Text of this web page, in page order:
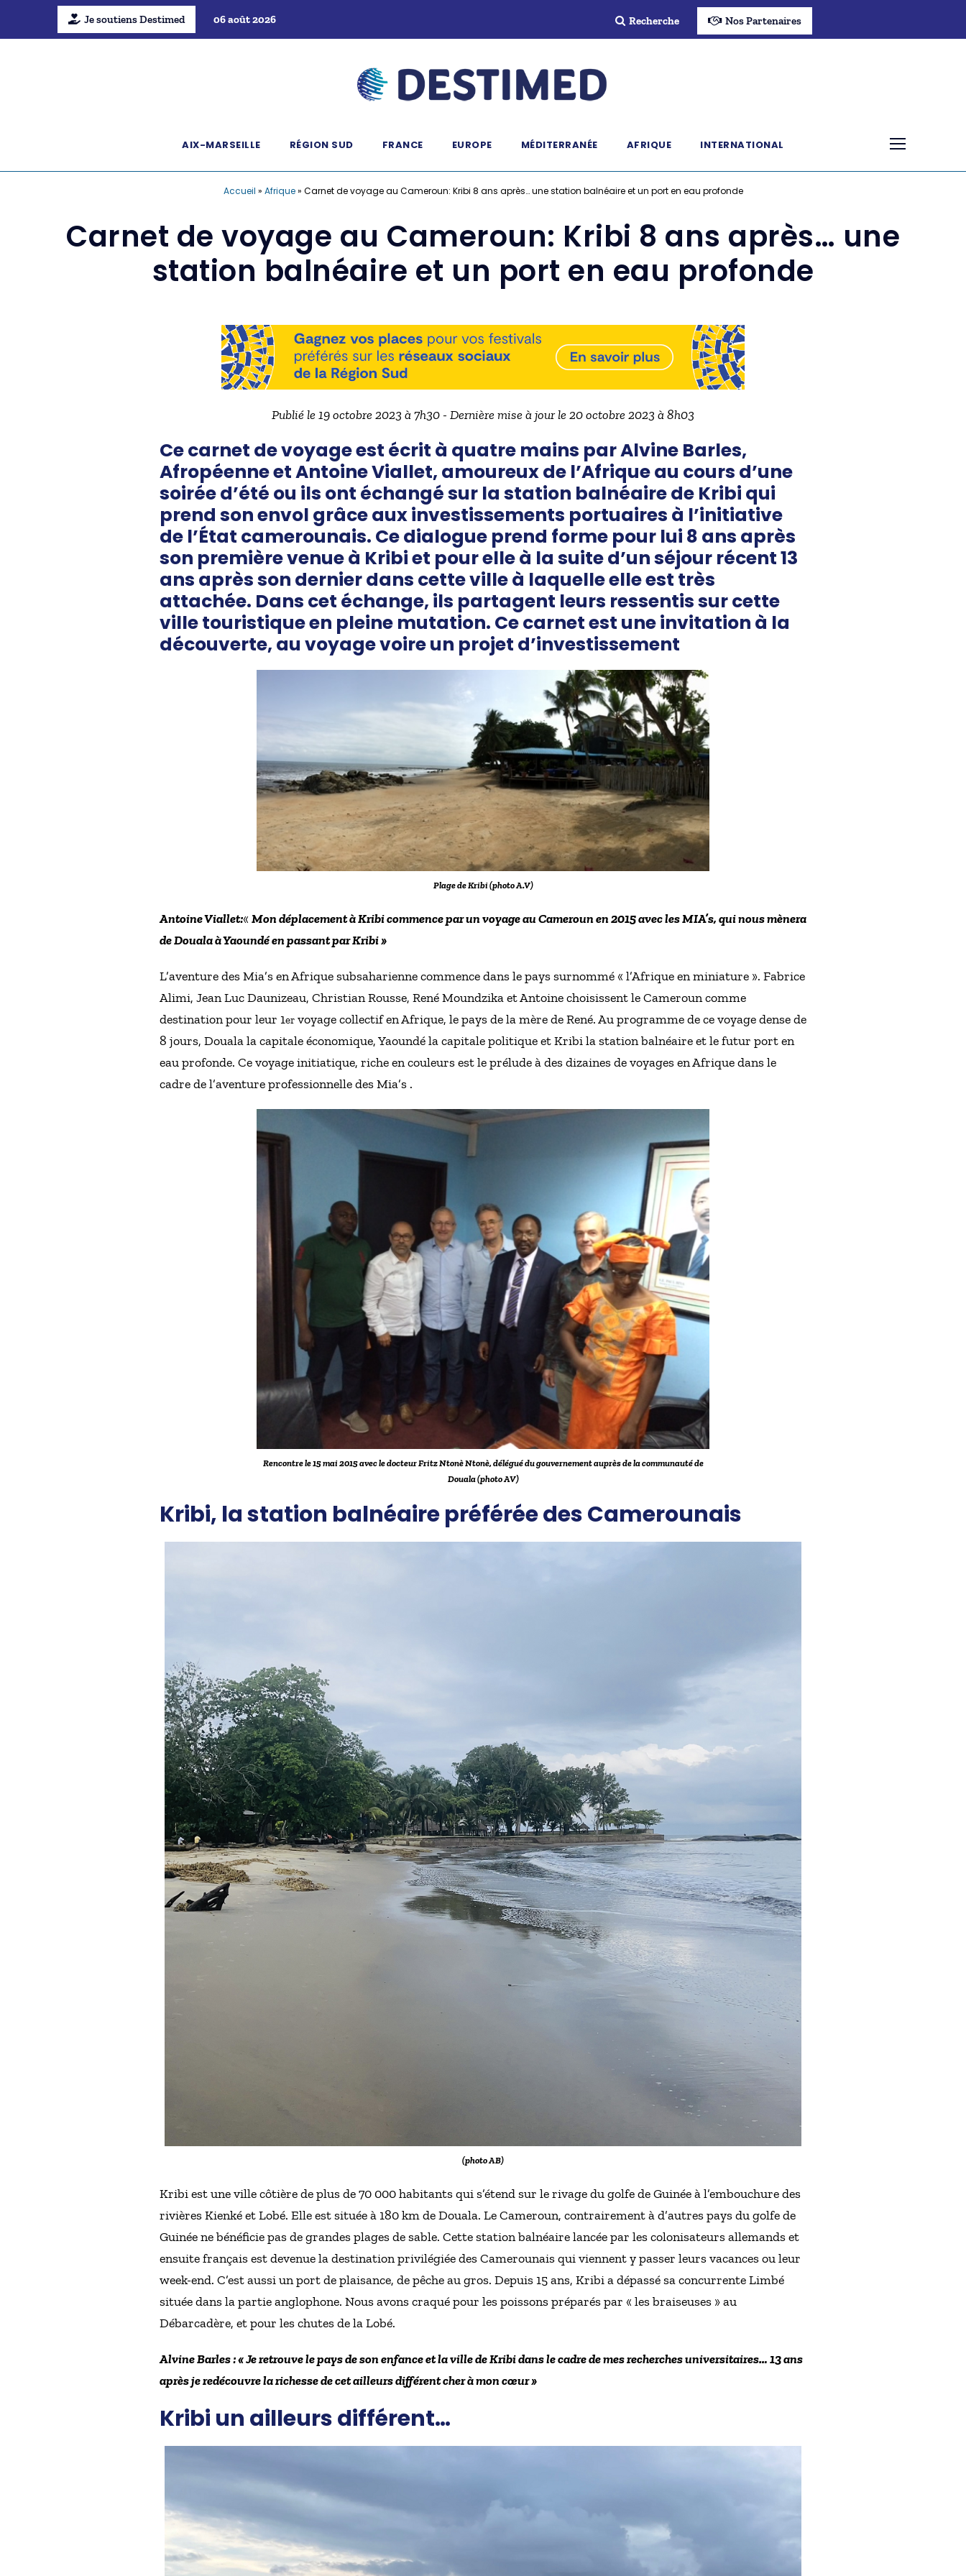
Je soutiens Destimed 06 août 2026 Recherche Nos Partenaires
AIX-MARSEILLE RÉGION SUD FRANCE EUROPE MÉDITERRANÉE AFRIQUE INTERNATIONAL
Accueil » Afrique» Carnet de voyage au Cameroun: Kribi 8 ans après… une station balnéaire et un port en eau profonde
Carnet de voyage au Cameroun: Kribi 8 ans après… une
station balnéaire et un port en eau profonde
Publié le 19 octobre 2023 à 7h30 - Dernière mise à jour le 20 octobre 2023 à 8h03
Ce carnet de voyage est écrit à quatre mains par Alvine Barles,
Afropéenne et Antoine Viallet, amoureux de l’Afrique au cours d’une
soirée d’été ou ils ont échangé sur la station balnéaire de Kribi qui
prend son envol grâce aux investissements portuaires à l’initiative
de l’État camerounais. Ce dialogue prend forme pour lui 8 ans après
son première venue à Kribi et pour elle à la suite d’un séjour récent 13
ans après son dernier dans cette ville à laquelle elle est très
attachée. Dans cet échange, ils partagent leurs ressentis sur cette
ville touristique en pleine mutation. Ce carnet est une invitation à la
découverte, au voyage voire un projet d’investissement
Plage de Kribi (photo A.V)
Antoine Viallet:« Mon déplacement à Kribi commence par un voyage au Cameroun en 2015 avec les MIA’s, qui nous mènera
de Douala à Yaoundé en passant par Kribi »
L’aventure des Mia’s en Afrique subsaharienne commence dans le pays surnommé « l’Afrique en miniature ». Fabrice
Alimi, Jean Luc Daunizeau, Christian Rousse, René Moundzika et Antoine choisissent le Cameroun comme
destination pour leur 1er voyage collectif en Afrique, le pays de la mère de René. Au programme de ce voyage dense de
8 jours, Douala la capitale économique, Yaoundé la capitale politique et Kribi la station balnéaire et le futur port en
eau profonde. Ce voyage initiatique, riche en couleurs est le prélude à des dizaines de voyages en Afrique dans le
cadre de l’aventure professionnelle des Mia’s .
Rencontre le 15 mai 2015 avec le docteur Fritz Ntonè Ntonè, délégué du gouvernement auprès de la communauté de
Douala (photo AV)
Kribi, la station balnéaire préférée des Camerounais
(photo AB)
Kribi est une ville côtière de plus de 70 000 habitants qui s’étend sur le rivage du golfe de Guinée à l’embouchure des
rivières Kienké et Lobé. Elle est située à 180 km de Douala. Le Cameroun, contrairement à d’autres pays du golfe de
Guinée ne bénéficie pas de grandes plages de sable. Cette station balnéaire lancée par les colonisateurs allemands et
ensuite français est devenue la destination privilégiée des Camerounais qui viennent y passer leurs vacances ou leur
week-end. C’est aussi un port de plaisance, de pêche au gros. Depuis 15 ans, Kribi a dépassé sa concurrente Limbé
située dans la partie anglophone. Nous avons craqué pour les poissons préparés par « les braiseuses » au
Débarcadère, et pour les chutes de la Lobé.
Alvine Barles : « Je retrouve le pays de son enfance et la ville de Kribi dans le cadre de mes recherches universitaires…13 ans
après je redécouvre la richesse de cet ailleurs différent cher à mon cœur »
Kribi un ailleurs différent…